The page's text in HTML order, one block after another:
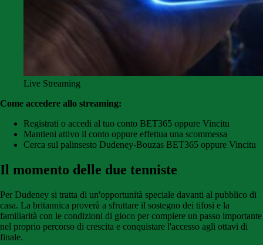
Live Streaming
Come accedere allo streaming:
Registrati o accedi al tuo conto BET365 oppure Vincitu
Mantieni attivo il conto oppure effettua una scommessa
Cerca sul palinsesto Dudeney-Bouzas BET365 oppure Vincitu
Il momento delle due tenniste
Per Dudeney si tratta di un'opportunità speciale davanti al pubblico di
casa. La britannica proverà a sfruttare il sostegno dei tifosi e la
familiarità con le condizioni di gioco per compiere un passo importante
nel proprio percorso di crescita e conquistare l'accesso agli ottavi di
finale.